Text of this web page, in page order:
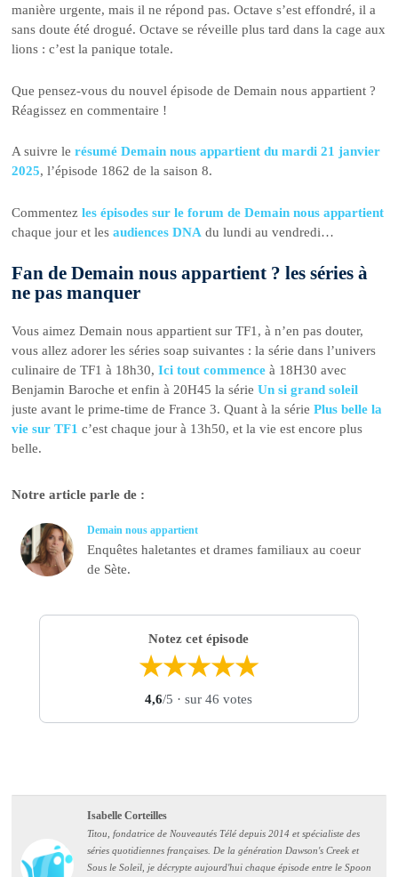
manière urgente, mais il ne répond pas. Octave s’est effondré, il a
sans doute été drogué. Octave se réveille plus tard dans la cage aux
lions : c’est la panique totale.
Que pensez-vous du nouvel épisode de Demain nous appartient ?
Réagissez en commentaire !
A suivre lerésumé Demain nous appartient du mardi 21 janvier
2025, l’épisode 1862 de la saison 8.
Commentezles épisodes sur le forum de Demain nous appartient
chaque jour et lesaudiences DNA du lundi au vendredi…
Fan de Demain nous appartient ? les séries à
ne pas manquer
Vous aimez Demain nous appartient sur TF1, à n’en pas douter,
vous allez adorer les séries soap suivantes : la série dans l’univers
culinaire de TF1 à 18h30,Ici tout commence à 18H30 avec
Benjamin Baroche et enfin à 20H45 la sérieUn si grand soleil
juste avant le prime-time de France 3. Quant à la sériePlus belle la
vie sur TF1 c’est chaque jour à 13h50, et la vie est encore plus
belle.
Notre article parle de :
Demain nous appartient
Enquêtes haletantes et drames familiaux au coeur
de Sète.
Notez cet épisode
★★★★★
4,6/5 · sur 46 votes
Isabelle Corteilles
Titou, fondatrice de Nouveautés Télé depuis 2014 et spécialiste des
séries quotidiennes françaises. De la génération Dawson's Creek et
Sous le Soleil, je décrypte aujourd'hui chaque épisode entre le Spoon